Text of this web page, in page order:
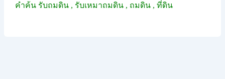
คำค้น รับถมดิน , รับเหมาถมดิน , ถมดิน , ที่ดิน